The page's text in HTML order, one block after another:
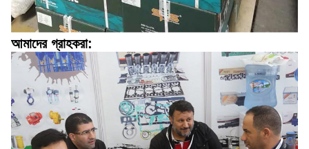
আমাদের গ্রাহকরা: